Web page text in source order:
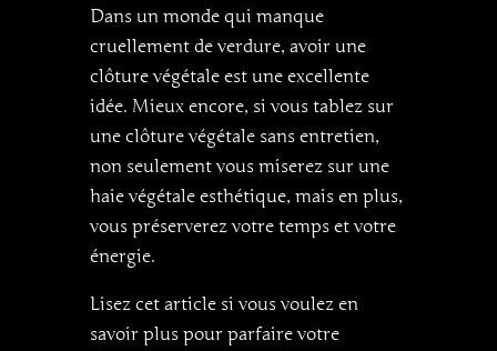
Dans un monde qui manque
cruellement de verdure, avoir une
clôture végétale est une excellente
idée. Mieux encore, si vous tablez sur
une clôture végétale sans entretien,
non seulement vous miserez sur une
haie végétale esthétique, mais en plus,
vous préserverez votre temps et votre
énergie.
Lisez cet article si vous voulez en
savoir plus pour parfaire votre